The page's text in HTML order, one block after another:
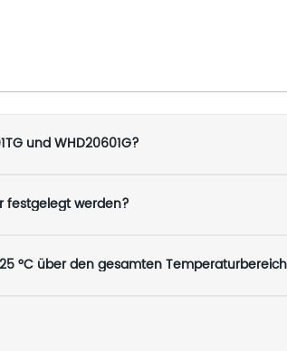
und WHD20601G?
festgelegt werden?